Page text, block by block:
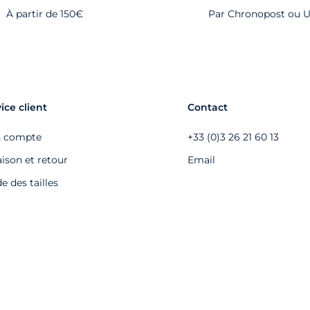
À partir de 150€
Par Chronopost ou
client
compte
et retour
des tailles
Contact
+33 (0)3 26 21 60 13
Email